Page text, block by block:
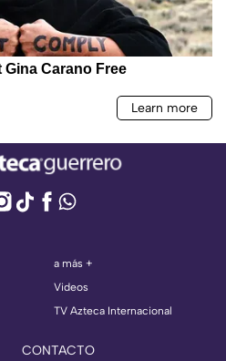
a más +
Videos
TV Azteca Internacional
CONTACTO